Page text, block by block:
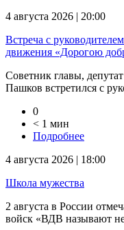
4 августа 2026 | 20:00
Встреча с
движения «Дорогою
Советник главы,
Пашков встретился с
0
< 1 мин
Подробнее
4 августа 2026 | 18:00
Школа мужества
2 августа в России
войск «ВДВ называют